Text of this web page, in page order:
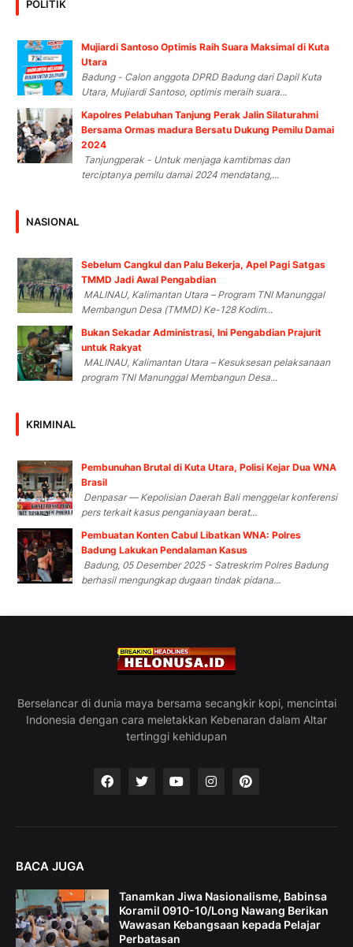
POLITIK
Mujiardi Santoso Optimis Raih Suara Maksimal di Kuta
Utara
Badung - Calon anggota DPRD Badung dari Dapil Kuta
Utara, Mujiardi Santoso, optimis meraih suara...
Kapolres Pelabuhan Tanjung Perak Jalin Silaturahmi
Bersama Ormas madura Bersatu Dukung Pemilu Damai
2024
Tanjungperak - Untuk menjaga kamtibmas dan
terciptanya pemilu damai 2024 mendatang,...
NASIONAL
Sebelum Cangkul dan Palu Bekerja, Apel Pagi Satgas
TMMD Jadi Awal Pengabdian
MALINAU, Kalimantan Utara – Program TNI Manunggal
Membangun Desa (TMMD) Ke-128 Kodim...
Bukan Sekadar Administrasi, Ini Pengabdian Prajurit
untuk Rakyat
MALINAU, Kalimantan Utara – Kesuksesan pelaksanaan
program TNI Manunggal Membangun Desa...
KRIMINAL
Pembunuhan Brutal di Kuta Utara, Polisi Kejar Dua WNA
Brasil
Denpasar — Kepolisian Daerah Bali menggelar konferensi
pers terkait kasus penganiayaan berat...
Pembuatan Konten Cabul Libatkan WNA: Polres
Badung Lakukan Pendalaman Kasus
Badung, 05 Desember 2025 - Satreskrim Polres Badung
berhasil mengungkap dugaan tindak pidana...
Berselancar di dunia maya bersama secangkir kopi, mencintai
Indonesia dengan cara meletakkan Kebenaran dalam Altar
tertinggi kehidupan
BACA JUGA
Tanamkan Jiwa Nasionalisme, Babinsa
Koramil 0910-10/Long Nawang Berikan
Wawasan Kebangsaan kepada Pelajar
Perbatasan